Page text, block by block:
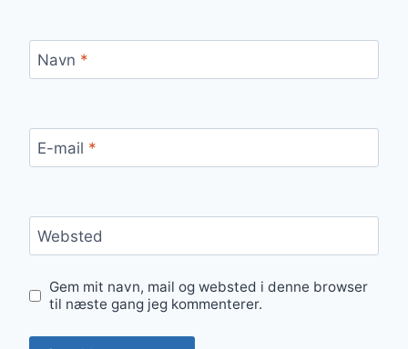
Navn *
E-mail *
Websted
Gem mit navn, mail og websted i denne browser
til næste gang jeg kommenterer.